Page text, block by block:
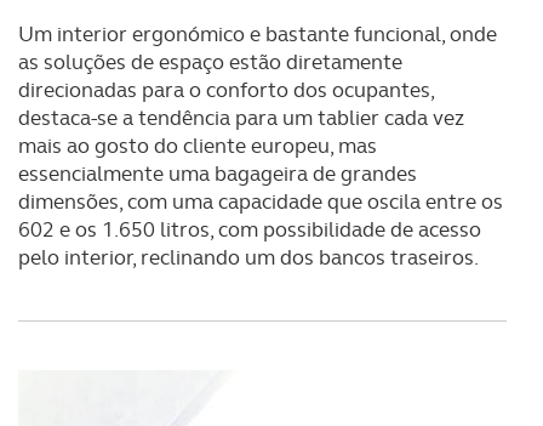
Um interior ergonómico e bastante funcional, onde
as soluções de espaço estão diretamente
direcionadas para o conforto dos ocupantes,
destaca-se a tendência para um tablier cada vez
mais ao gosto do cliente europeu, mas
essencialmente uma bagageira de grandes
dimensões, com uma capacidade que oscila entre os
602 e os 1.650 litros, com possibilidade de acesso
pelo interior, reclinando um dos bancos traseiros.